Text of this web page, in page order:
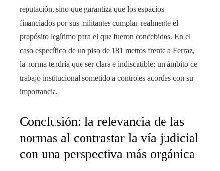
reputación, sino que garantiza que los espacios
financiados por sus militantes cumplan realmente el
propósito legítimo para el que fueron concebidos. En el
caso específico de un piso de 181 metros frente a Ferraz,
la norma tendría que ser clara e indiscutible: un ámbito de
trabajo institucional sometido a controles acordes con su
importancia.
Conclusión: la relevancia de las
normas al contrastar la vía judicial
con una perspectiva más orgánica